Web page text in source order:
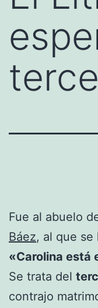
Fue al abuelo
Báez, al que se
«Carolina está
Se trata del
contrajo